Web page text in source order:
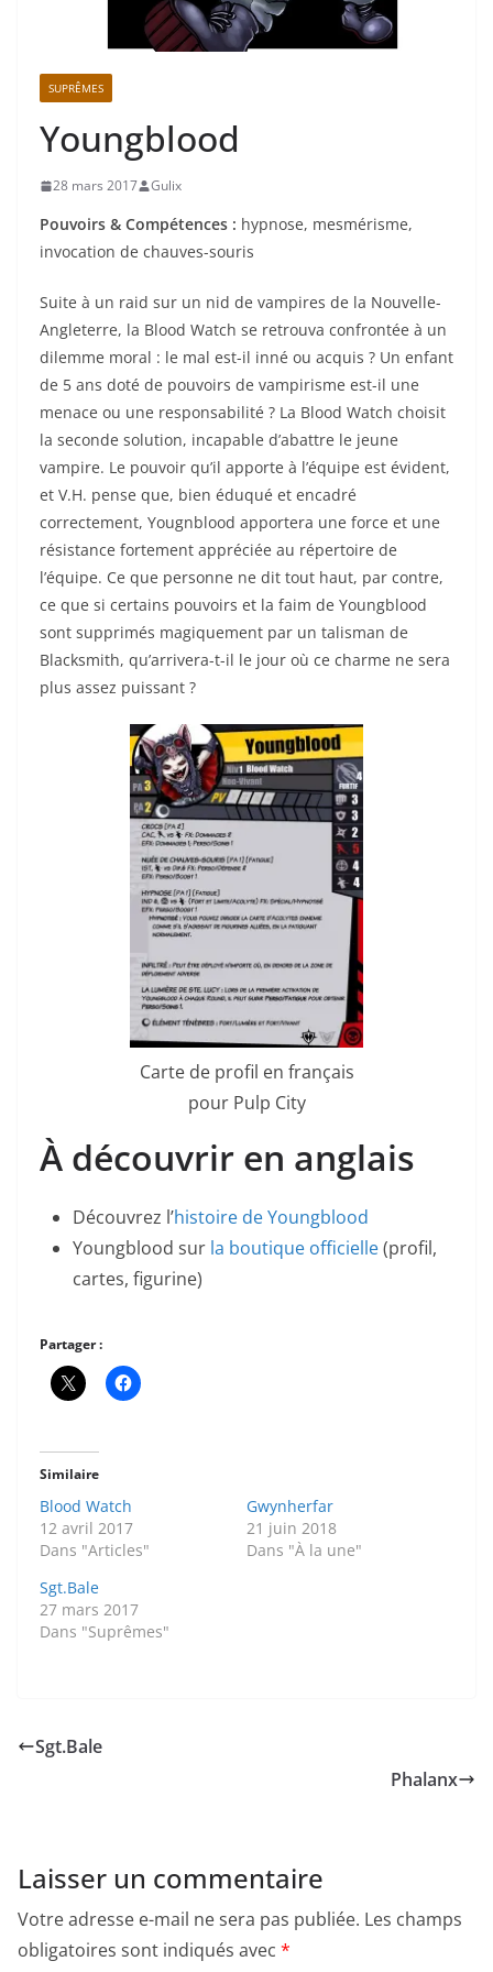
SUPRÊMES
Youngblood
28 mars 2017 Gulix
Pouvoirs & Compétences : hypnose, mesmérisme,
invocation de chauves-souris
Suite à un raid sur un nid de vampires de la Nouvelle-
Angleterre, la Blood Watch se retrouva confrontée à un
dilemme moral : le mal est-il inné ou acquis ? Un enfant
de 5 ans doté de pouvoirs de vampirisme est-il une
menace ou une responsabilité ? La Blood Watch choisit
la seconde solution, incapable d’abattre le jeune
vampire. Le pouvoir qu’il apporte à l’équipe est évident,
et V.H. pense que, bien éduqué et encadré
correctement, Yougnblood apportera une force et une
résistance fortement appréciée au répertoire de
l’équipe. Ce que personne ne dit tout haut, par contre,
ce que si certains pouvoirs et la faim de Youngblood
sont supprimés magiquement par un talisman de
Blacksmith, qu’arrivera-t-il le jour où ce charme ne sera
plus assez puissant ?
Carte de profil en français
pour Pulp City
À découvrir en anglais
Découvrez l’histoire de Youngblood
Youngblood sur la boutique officielle(profil,
cartes, figurine)
Partager :
Similaire
Blood Watch
12 avril 2017
Dans "Articles"
Gwynherfar
21 juin 2018
Dans "À la une"
Sgt.Bale
27 mars 2017
Dans "Suprêmes"
Sgt.Bale
Phalanx
Laisser un commentaire
Votre adresse e-mail ne sera pas publiée. Les champs
obligatoires sont indiqués avec *